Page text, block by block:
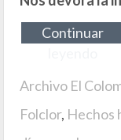
Continuar
Archivo El
Folclor, Hechos